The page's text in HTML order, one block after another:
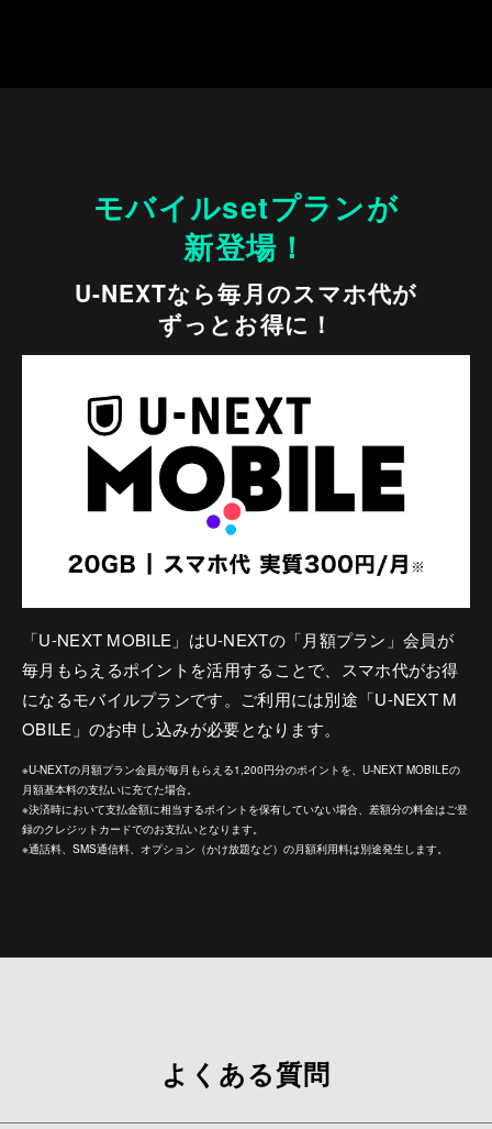
モバイルsetプランが
新登場！
U-NEXTなら毎月のスマホ代が
ずっとお得に！
「U-NEXT MOBILE」はU-NEXTの「月額プラン」会員が
毎月もらえるポイントを活用することで、スマホ代がお得
になるモバイルプランです。ご利用には別途「U-NEXT M
OBILE」のお申し込みが必要となります。
※U-NEXTの月額プラン会員が毎月もらえる1,200円分のポイントを、U-NEXT MOBILEの
月額基本料の支払いに充てた場合。
※決済時において支払金額に相当するポイントを保有していない場合、差額分の料金はご登
録のクレジットカードでのお支払いとなります。
※通話料、SMS通信料、オプション（かけ放題など）の月額利用料は別途発生します。
よくある質問